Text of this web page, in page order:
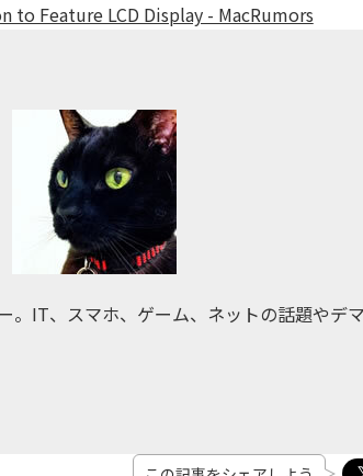
Feature LCD Display - MacRumors
。IT、スマホ、ゲーム、ネットの話題やデ